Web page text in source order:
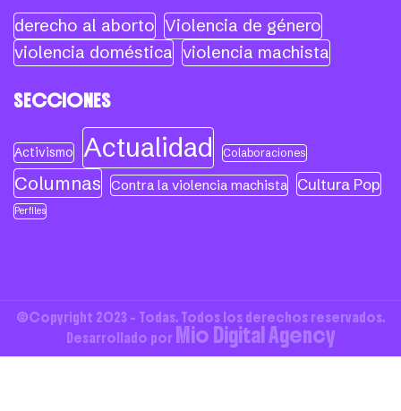
derecho al aborto Violencia de género
violencia doméstica violencia machista
SECCIONES
Activismo Actualidad Colaboraciones
Columnas Contra la violencia machista Cultura Pop
Perfiles
©Copyright 2023 - Todas. Todos los derechos reservados.
Desarrollado por Mio Digital Agency